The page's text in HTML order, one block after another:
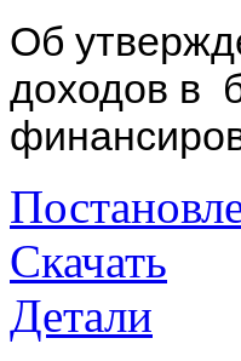
Об
доходов в
Скачать
Детали